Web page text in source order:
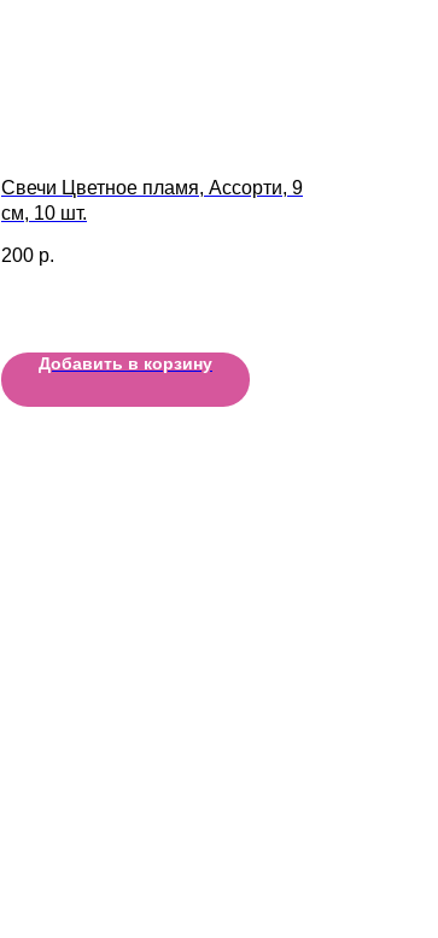
Свечи Цветное пламя, Ассорти, 9
см, 10 шт.
200 р.
Добавить в корзину